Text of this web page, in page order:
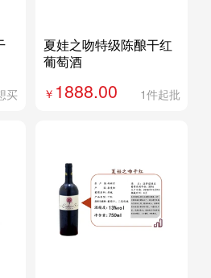
买
夏娃之吻特级陈酿干红
葡萄酒
1888.00 1件起批